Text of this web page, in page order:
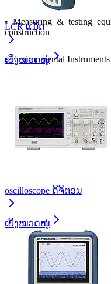
• Measuring & testing
construction
• Environmental Instruments
Automation equipment
etc.
LCR ແມັດ
ເບິ່ງໝວດໝູ່
oscilloscope ດິຈິຕອນ
ເບິ່ງໝວດໝູ່